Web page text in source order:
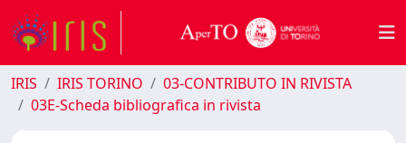
IRIS IRIS TORINO
03-CONTRIBUTO IN RIVISTA
03E-Scheda bibliografica in rivista